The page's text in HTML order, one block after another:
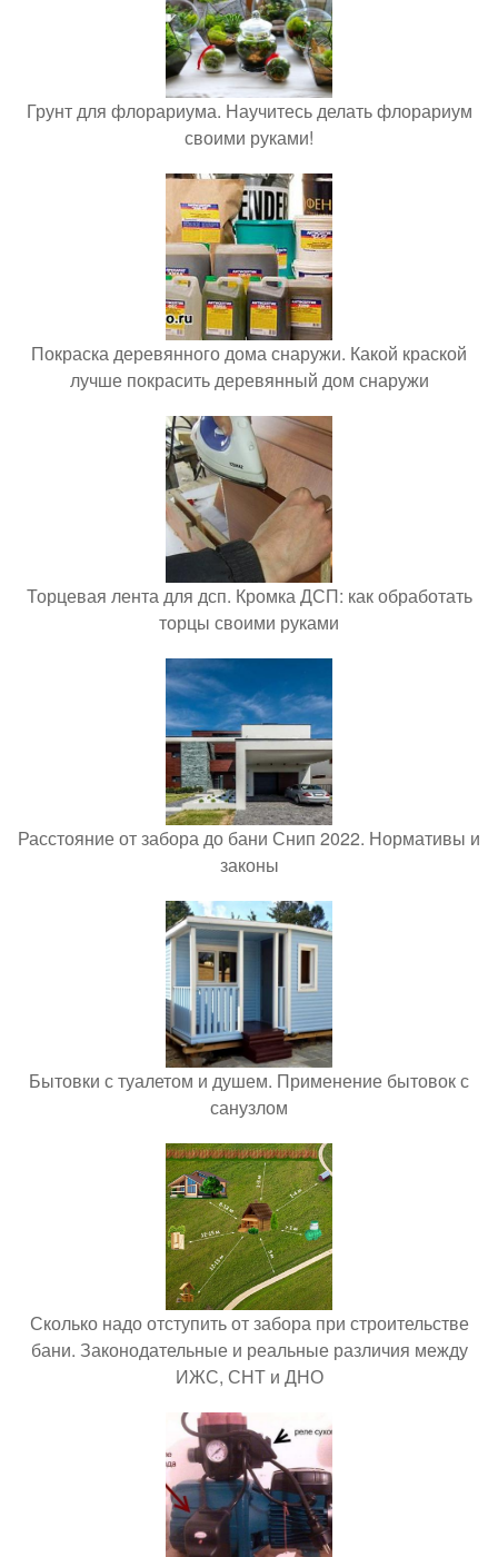
Грунт для флорариума. Научитесь делать флорариум
своими руками!
Покраска деревянного дома снаружи. Какой краской
лучше покрасить деревянный дом снаружи
Торцевая лента для дсп. Кромка ДСП: как обработать
торцы своими руками
Расстояние от забора до бани Снип 2022. Нормативы и
законы
Бытовки с туалетом и душем. Применение бытовок с
санузлом
Сколько надо отступить от забора при строительстве
бани. Законодательные и реальные различия между
ИЖС, СНТ и ДНО